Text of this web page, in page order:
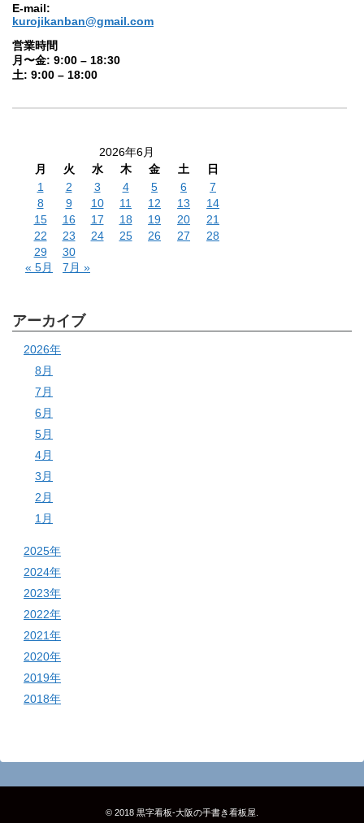
E-mail:
kurojikanban@gmail.com
営業時間
月〜金: 9:00 – 18:30
土: 9:00 – 18:00
2026年6月
月
火 水 木 金 土
日
1
2 3 4 5 6
7
8
9 10 11 12 13
14
15
16 17 18 19 20
21
22
23 24 25 26 27
28
29
30
« 5月
7月 »
アーカイブ
2026年
8月
7月
6月
5月
4月
3月
2月
1月
2025年
2024年
2023年
2022年
2021年
2020年
2019年
2018年
© 2018 黒字看板‐大阪の手書き看板屋